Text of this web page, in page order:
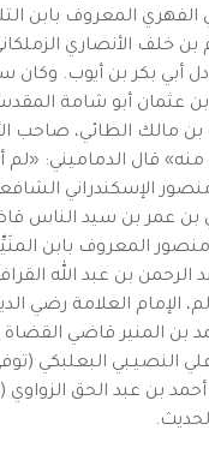
المعروف بابن
الزملكاني (توفي 651هـ) أخذ
بن أيوب. وكان سلطان دمشق
أبو شامة المقدسي
مالك الطائي، صاحب
قال الدماميني: «لم
الشافعي (607-637هـ) وقد روى عنه
بن عمر بن سيد الناس
بالإفتاء. وكان ابن الحاجب معجبًا به أشد الإعجاب لفرط
بن عبد الله القرافي،
الدين القسنطيني الشافعي النحوي
المنير قاضي القضاة
(توفي 695هـ). أخذ عنه
عبد الحق الزواوي (631- 731هـ).